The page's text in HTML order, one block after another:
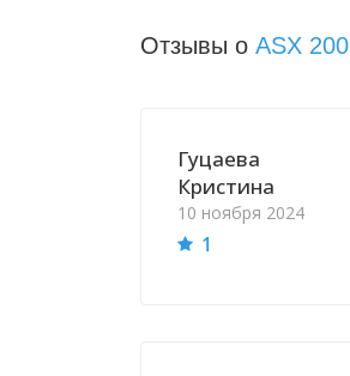
Отзывы о ASX 200
Гуцаева
Кристина
10 ноября 2024
1